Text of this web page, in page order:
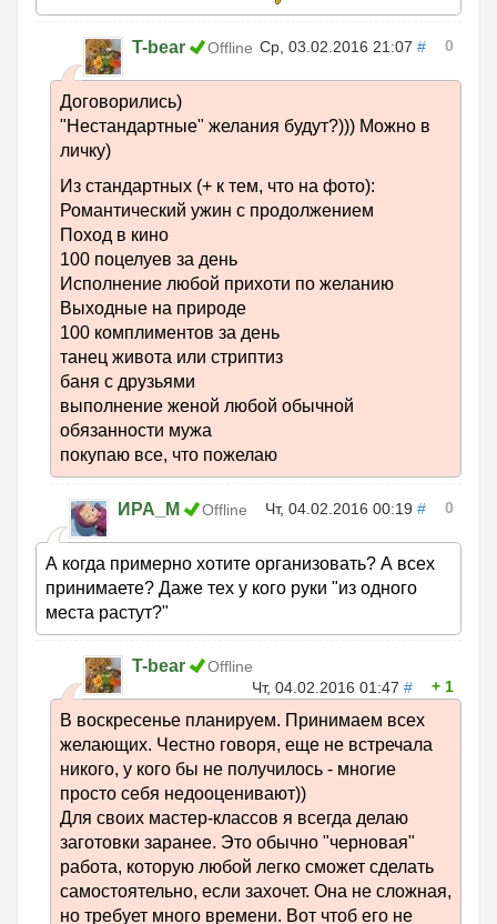
T-bear Offline Ср, 03.02.2016 21:07 # 0
Договорились)
"Нестандартные" желания будут?))) Можно в
личку)
Из стандартных (+ к тем, что на фото):
Романтический ужин с продолжением
Поход в кино
100 поцелуев за день
Исполнение любой прихоти по желанию
Выходные на природе
100 комплиментов за день
танец живота или стриптиз
баня с друзьями
выполнение женой любой обычной
обязанности мужа
покупаю все, что пожелаю
ИРА_М Offline Чт, 04.02.2016 00:19 # 0
А когда примерно хотите организовать? А всех
принимаете? Даже тех у кого руки "из одного
места растут?"
T-bear
Offline
Чт, 04.02.2016 01:47 # 1
В воскресенье планируем. Принимаем всех
желающих. Честно говоря, еще не встречала
никого, у кого бы не получилось - многие
просто себя недооценивают))
Для своих мастер-классов я всегда делаю
заготовки заранее. Это обычно "черновая"
работа, которую любой легко сможет сделать
самостоятельно, если захочет. Она не сложная,
но требует много времени. Вот чтоб его не